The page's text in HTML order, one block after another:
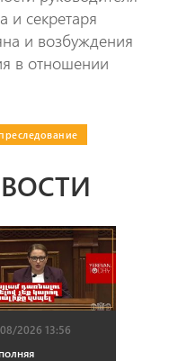
и секретаря
и возбуждения
в отношении
2026 13:56